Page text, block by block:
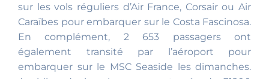
sur les vols réguliers d’Air France, Corsair ou Air
Caraïbes pour embarquer sur le Costa Fascinosa.
En complément, 2 653 passagers ont
également transité par l’aéroport pour
embarquer sur le MSC Seaside les dimanches.